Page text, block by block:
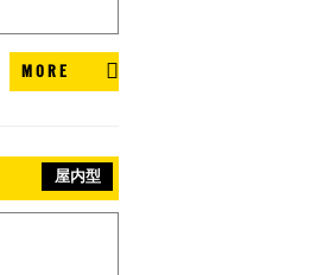
MORE
屋内型